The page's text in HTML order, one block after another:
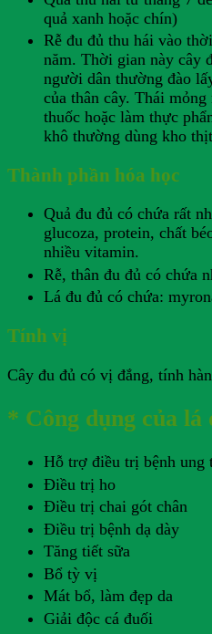
quả xanh hoặc chín)
Rễ đu đủ thu hái vào
năm. Thời gian này cây
người dân thường đào
của thân cây. Thái
thuốc hoặc làm thực
khô thường dùng kho
Thành phần hóa học
Quả đu đủ có chứa rất
glucoza, protein, chất
nhiều vitamin.
Rễ, thân đu đủ có chứa
Lá đu đủ có chứa:
Tính vị
Cây đu đủ có vị đắng, tính
* Công dụng của lá
Hỗ trợ điều trị bệnh ung
Điều trị ho
Điều trị chai gót chân
Điều trị bệnh dạ dày
Tăng tiết sữa
Bổ tỳ vị
Mát bổ, làm đẹp da
Giải độc cá đuối